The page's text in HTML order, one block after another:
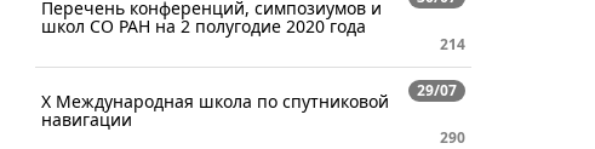
Перечень конференций, симпозиумов и
школ СО РАН на 2 полугодие 2020 года
214
29/07
X Международная школа по спутниковой
навигации
290